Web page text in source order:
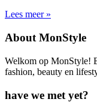
Lees meer »
About MonStyle
Welkom op MonStyle!
fashion, beauty en
have we met yet?